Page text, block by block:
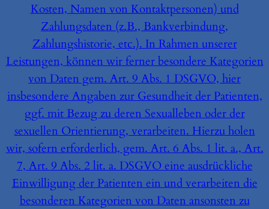
Kosten, Namen von Kontaktpersonen) und
Zahlungsdaten (z.B., Bankverbindung,
Zahlungshistorie, etc.). In Rahmen unserer
Leistungen, können wir ferner besondere Kategorien
von Daten gem. Art. 9 Abs. 1 DSGVO, hier
insbesondere Angaben zur Gesundheit der Patienten,
ggf. mit Bezug zu deren Sexualleben oder der
sexuellen Orientierung, verarbeiten. Hierzu holen
wir, sofern erforderlich, gem. Art. 6 Abs. 1 lit. a., Art.
7, Art. 9 Abs. 2 lit. a. DSGVO eine ausdrückliche
Einwilligung der Patienten ein und verarbeiten die
besonderen Kategorien von Daten ansonsten zu